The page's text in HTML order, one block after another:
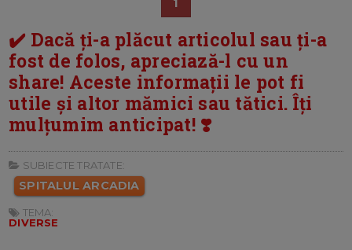
✔️ Dacă ți-a plăcut articolul sau ți-a
fost de folos, apreciază-l cu un
share! Aceste informații le pot fi
utile și altor mămici sau tătici. Îți
mulțumim anticipat! ❣️
SUBIECTE TRATATE:
SPITALUL ARCADIA
TEMA:
DIVERSE